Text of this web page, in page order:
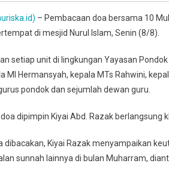
– Pembacaan doa bersama 10
di mesjid Nurul Islam, Senin (8/8).
setiap unit di lingkungan Yayasan
MI Hermansyah, kepala MTs Rahwini,
pondok dan sejumlah dewan guru.
dipimpin Kiyai Abd. Razak berlangsung
dibacakan, Kiyai Razak menyampaikan
sunnah lainnya di bulan Muharram,